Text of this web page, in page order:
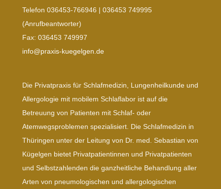
Telefon 036453-766946 | 036453 749995
(Anrufbeantworter)
Fax: 036453 749997
info@praxis-kuegelgen.de
Die Privatpraxis für Schlafmedizin, Lungenheilkunde und
Allergologie mit mobilem Schlaflabor ist auf die
Betreuung von Patienten mit Schlaf- oder
Atemwegsproblemen spezialisiert. Die Schlafmedizin in
Thüringen unter der Leitung von Dr. med. Sebastian von
Kügelgen bietet Privatpatientinnen und Privatpatienten
und Selbstzahlenden die ganzheitliche Behandlung aller
Arten von pneumologischen und allergologischen